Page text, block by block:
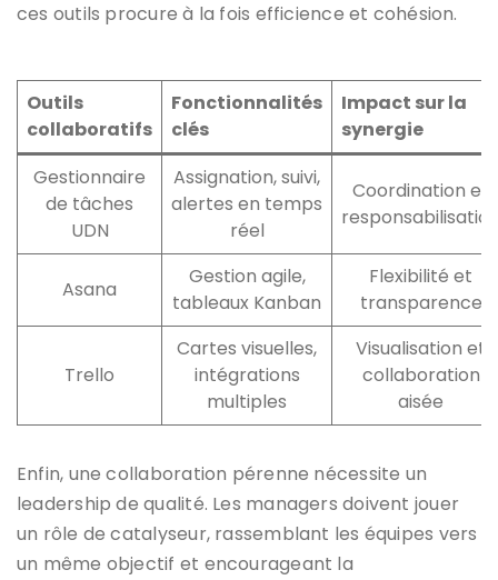
ces outils procure à la fois efficience et cohésion.
Outils
collaboratifs
Fonctionnalités
clés
Impact sur la
synergie
Gestionnaire
de tâches
UDN
Assignation, suivi,
alertes en temps
réel
Coordination et
Asana
Gestion agile,
tableaux Kanban
Flexibilité et
transparence
Trello
Cartes visuelles,
intégrations
multiples
Visualisation et
collaboration
aisée
Enfin, une collaboration pérenne nécessite un
leadership de qualité. Les managers doivent jouer
un rôle de catalyseur, rassemblant les équipes vers
un même objectif et encourageant la